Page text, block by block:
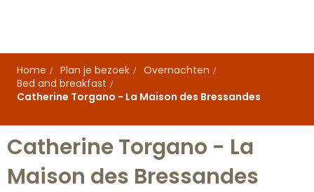
principal
Home
Plan je bezoek
Overnachten
Bed and breakfast
Catherine Torgano - La Maison des Bressandes
Catherine Torgano - La
Maison des Bressandes